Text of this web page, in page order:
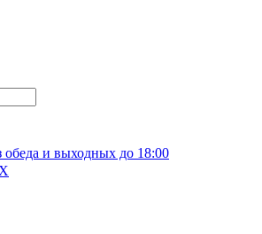
обеда и выходных до 18:00